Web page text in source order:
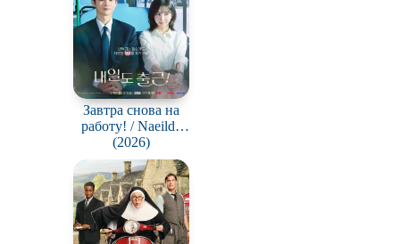
Завтра снова на
работу! / Naeildo
chulgeun!
(2026)